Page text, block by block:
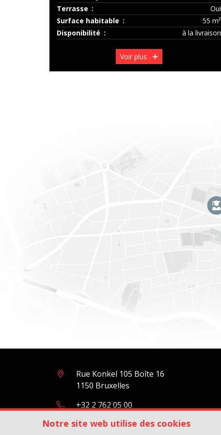
Terrasse
Oui
Surface habitable
55 m²
Disponibilité
à la livraison
Voir plus
Notre site web utilise des cookies
Rue Konkel 105 Boîte 16
1150 Bruxelles
+32 2 762 05 00
info@immodemo.be